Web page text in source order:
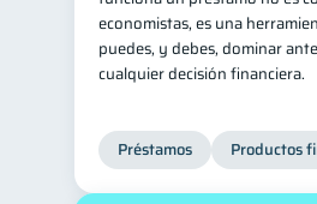
Historial crediticio
Ciberseguridad 5
Derechos & Deberes 4
Superintendencia de
economistas, es una
puedes, y debes, dominar
cualquier decisión financiera.
Préstamos Productos